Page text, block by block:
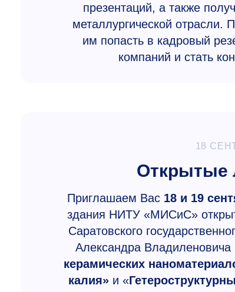
презентаций, а также
металлургической отрасли.
им попасть в кадровый
компаний и стать
18
Открытые
Приглашаем Вас 18 и 19
здания НИТУ «МИСиС»
Саратовского
Александра Владиленовича
керамических
калия» и «